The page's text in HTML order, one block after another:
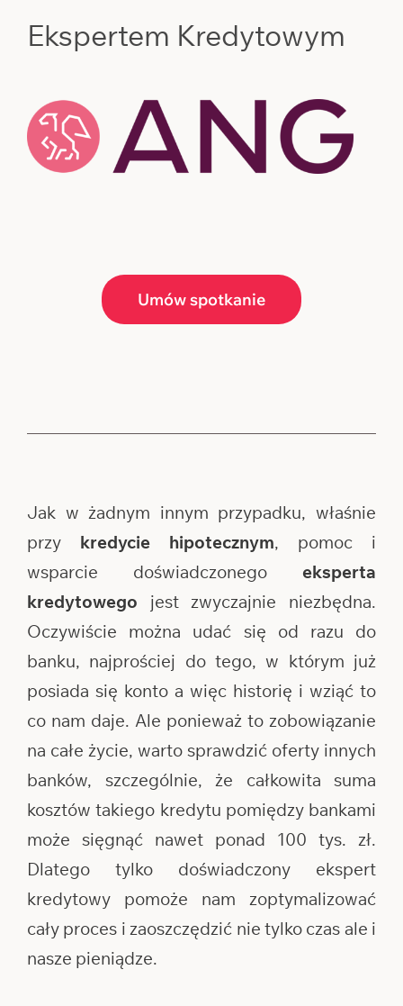
Ekspertem Kredytowym
Umów spotkanie
Jak w żadnym innym przypadku, właśnie
przy kredycie hipotecznym, pomoc i
wsparcie doświadczonego eksperta
kredytowego jest zwyczajnie niezbędna.
Oczywiście można udać się od razu do
banku, najprościej do tego, w którym już
posiada się konto a więc historię i wziąć to
co nam daje. Ale ponieważ to zobowiązanie
na całe życie, warto sprawdzić oferty innych
banków, szczególnie, że całkowita suma
kosztów takiego kredytu pomiędzy bankami
może sięgnąć nawet ponad 100 tys. zł.
Dlatego tylko doświadczony ekspert
kredytowy pomoże nam zoptymalizować
cały proces i zaoszczędzić nie tylko czas ale i
nasze pieniądze.